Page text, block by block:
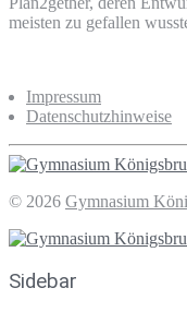
meisten zu gefallen
Impressum
Datenschutzhinweise
© 2026 Gymnasium
Sidebar